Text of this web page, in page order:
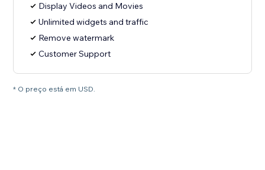
Display Videos and Movies
Unlimited widgets and traffic
Remove watermark
Customer Support
* O preço está em USD.